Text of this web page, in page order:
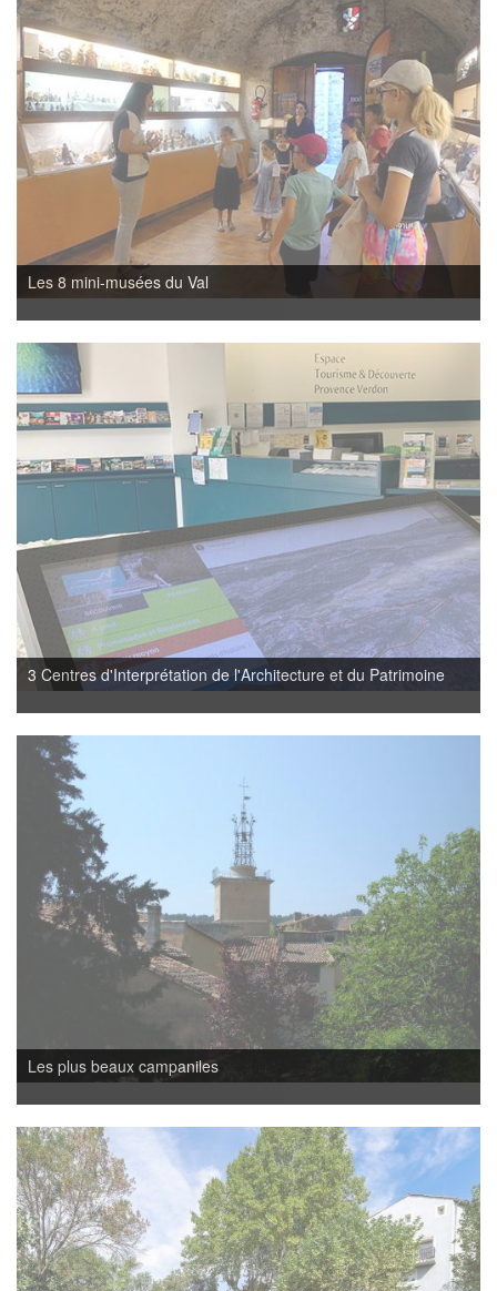
Les 8 mini-musées du Val
3 Centres d'Interprétation de l'Architecture et du Patrimoine
Les plus beaux campaniles